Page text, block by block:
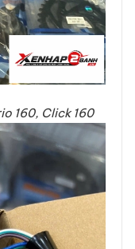
160, Click 160